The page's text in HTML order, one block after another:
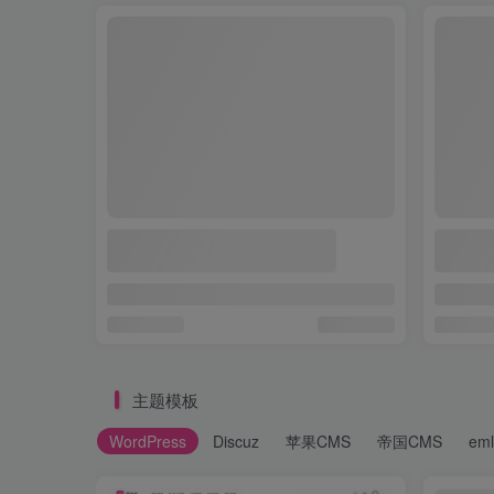
主题模板
WordPress Discuz 苹果CMS 帝国CMS